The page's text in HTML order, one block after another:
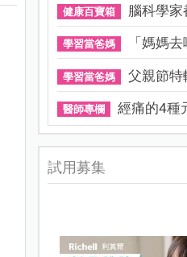
健康百寶箱 腦科學家
學習當爸媽 「媽媽去
學習當爸媽 父親節特
醫師專欄 經痛的4種
試用募集